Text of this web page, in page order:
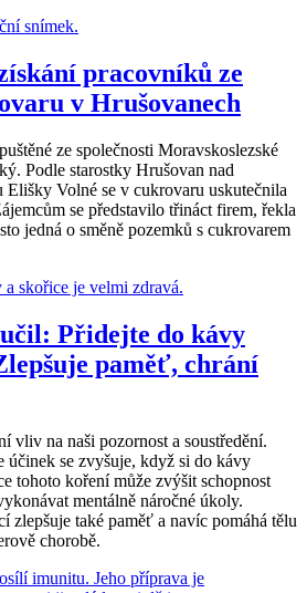
pracovníků ze
v Hrušovanech
ze společnosti Moravskoslezské
Podle starostky Hrušovan nad
Elišky Volné se v cukrovaru uskutečnila
se představilo třináct firem, řekla
jedná o směně pozemků s cukrovarem
Přidejte do kávy
paměť, chrání
vliv na naši pozornost a soustředění.
účinek se zvyšuje, když si do kávy
tohoto koření může zvýšit schopnost
mentálně náročné úkoly.
zlepšuje také paměť a navíc pomáhá tělu
chorobě.